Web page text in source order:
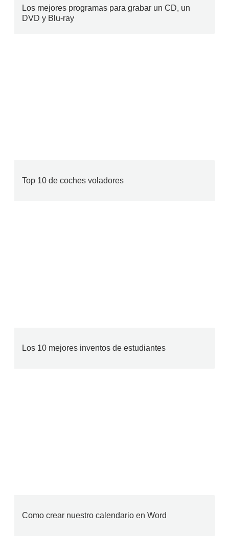
Los mejores programas para grabar un CD, un
DVD y Blu-ray
Top 10 de coches voladores
Los 10 mejores inventos de estudiantes
Como crear nuestro calendario en Word